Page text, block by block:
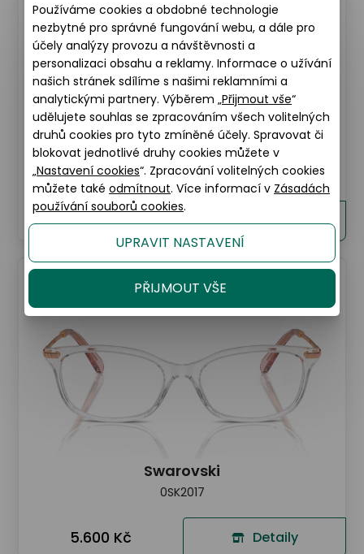
Swarovski
0SK2010
5.600 Kč Detaily
Sleva 20% na kompletní brýle
Swarovski
0SK2017
5.600 Kč Detaily
Používáme cookies a obdobné technologie
nezbytné pro správné fungování webu, a dále pro
účely analýzy provozu a návštěvnosti a
personalizaci obsahu a reklamy. Informace o užívání
našich stránek sdílíme s našimi reklamními a
analytickými partnery. Výběrem „Přijmout vše“
udělujete souhlas se zpracováním všech volitelných
druhů cookies pro tyto zmíněné účely. Spravovat či
blokovat jednotlivé druhy cookies můžete v
„Nastavení cookies“. Zpracování volitelných cookies
můžete také odmítnout. Více informací v Zásadách
používání souborů cookies.
UPRAVIT NASTAVENÍ
PŘIJMOUT VŠE